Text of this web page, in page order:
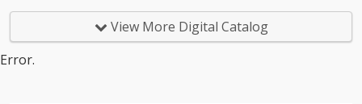
red II」、2026年3月に
配信された「turn red II
View More Digital Catalog
Error.